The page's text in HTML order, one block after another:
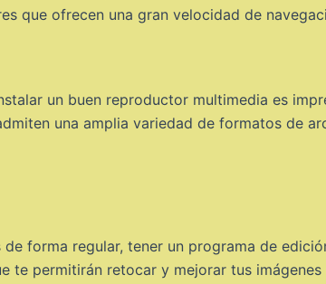
que ofrecen una gran velocidad de
un buen reproductor multimedia es
una amplia variedad de formatos de
forma regular, tener un programa de
te permitirán retocar y mejorar tus